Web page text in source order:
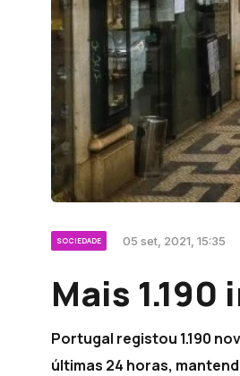
SOCIEDADE 05 set, 2021, 15:35
Mais
Portugal registou 1.190
últimas 24 horas,